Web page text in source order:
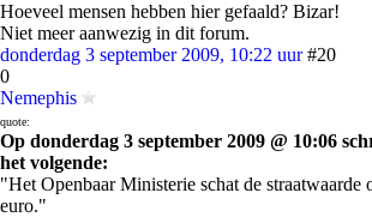
Hoeveel mensen hebben hier gefaald? Bizar!
Niet meer aanwezig in dit forum.
donderdag 3 september 2009, 10:22 uur #20
0
Nemephis
quote:
Op donderdag 3 september 2009 @ 10:06
het volgende:
"Het Openbaar Ministerie schat de straatwaarde
euro."